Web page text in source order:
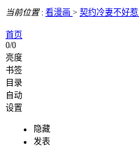
当前位置: 看漫画 > 契约冷妻不好惹
首页
0/0
亮度
书签
目录
自动
设置
隐藏
发表